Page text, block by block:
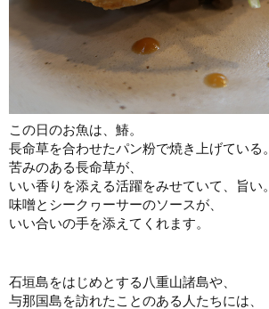
この日のお魚は、鰆。
長命草を合わせたパン粉で焼き上げている。
苦みのある長命草が、
いい香りを添える活躍をみせていて、旨い。
味噌とシークヮーサーのソースが、
いい合いの手を添えてくれます。
石垣島をはじめとする八重山諸島や、
与那国島を訪れたことのある人たちには、